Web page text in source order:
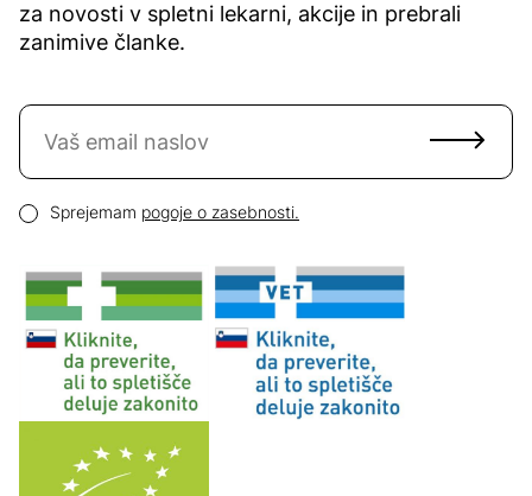
za novosti v spletni lekarni, akcije in prebrali
zanimive članke.
Naročite se na novice
Pogoji zasebnosti
Sprejemam pogoje o zasebnosti.